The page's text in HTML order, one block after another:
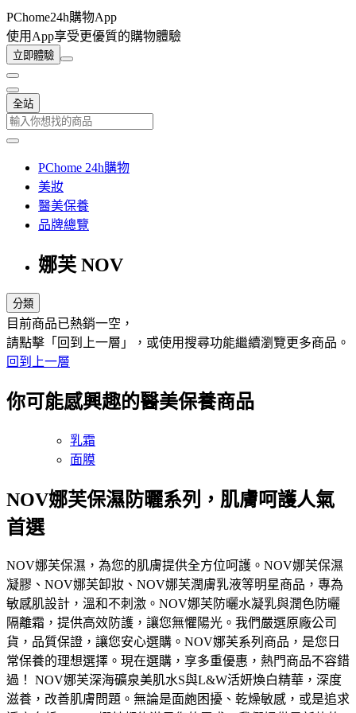
PChome24h購物App
使用App享受更優質的購物體驗
立即體驗
全站
PChome 24h購物
美妝
醫美保養
品牌總覽
娜芙 NOV
分類
目前商品已熱銷一空，
請點擊「回到上一層」，或使用搜尋功能繼續瀏覽更多商品。
回到上一層
你可能感興趣的醫美保養商品
乳霜
面膜
NOV娜芙保濕防曬系列，肌膚呵護人氣
首選
NOV娜芙保濕，為您的肌膚提供全方位呵護。NOV娜芙保濕
凝膠、NOV娜芙卸妝、NOV娜芙潤膚乳液等明星商品，專為
敏感肌設計，溫和不刺激。NOV娜芙防曬水凝乳與潤色防曬
隔離霜，提供高效防護，讓您無懼陽光。我們嚴選原廠公司
貨，品質保證，讓您安心選購。NOV娜芙系列商品，是您日
常保養的理想選擇。現在選購，享多重優惠，熱門商品不容錯
過！ NOV娜芙深海礦泉美肌水S與L&W活妍煥白精華，深度
滋養，改善肌膚問題。無論是面皰困擾、乾燥敏感，或是追求